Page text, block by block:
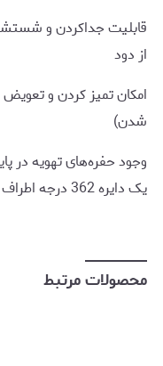
قابلیت جداکردن و
از دود
امکان تمیز کردن و
شدن)
وجود حفره‌های تهویه در
یک دایره 362 درجه اطراف آن.
محصولات مرتبط